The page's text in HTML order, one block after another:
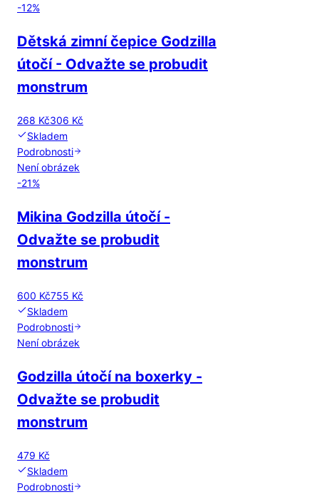
-12%
Dětská zimní čepice Godzilla
útočí - Odvažte se probudit
monstrum
268 Kč306 Kč
Skladem
Podrobnosti
Není obrázek
-21%
Mikina Godzilla útočí -
Odvažte se probudit
monstrum
600 Kč755 Kč
Skladem
Podrobnosti
Není obrázek
Godzilla útočí na boxerky -
Odvažte se probudit
monstrum
479 Kč
Skladem
Podrobnosti